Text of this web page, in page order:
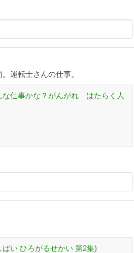
運転士さんの仕事。
仕事かな？がんがれ はたらく人
い ひろがるせかい 第2集)